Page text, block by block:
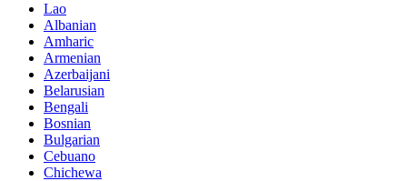
Lao
Albanian
Amharic
Armenian
Azerbaijani
Belarusian
Bengali
Bosnian
Bulgarian
Cebuano
Chichewa